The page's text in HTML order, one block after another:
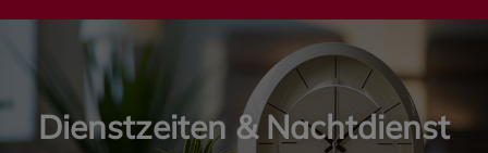
Dienstzeiten & Nachtdienst